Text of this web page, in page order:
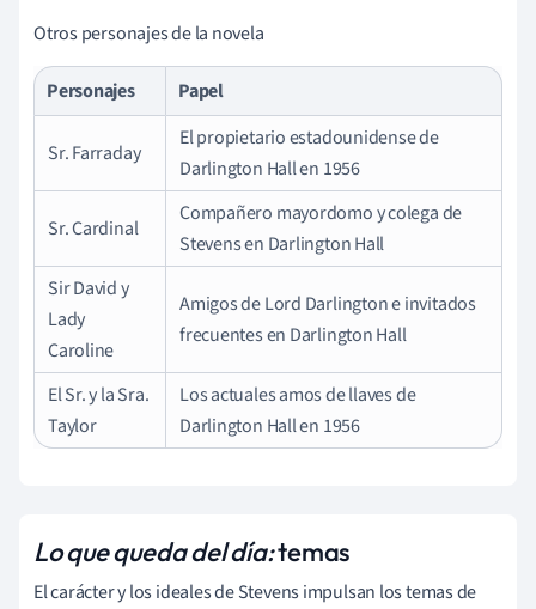
Otros personajes de la novela
Personajes Papel
Sr. Farraday
El propietario estadounidense de
Darlington Hall en 1956
Sr. Cardinal
Compañero mayordomo y colega de
Stevens en Darlington Hall
Sir David y
Lady
Caroline
Amigos de Lord Darlington e invitados
frecuentes en Darlington Hall
El Sr. y la Sra.
Taylor
Los actuales amos de llaves de
Darlington Hall en 1956
Lo que queda del día:temas
El carácter y los ideales de Stevens impulsan los temas de